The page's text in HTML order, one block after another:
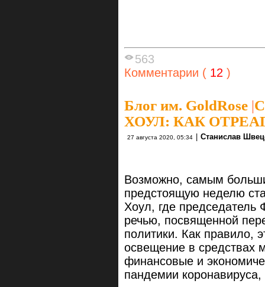
563
Комментарии ( 12 )
Блог им. GoldRose |
ХОУЛ: КАК
27 августа 2020, 05:34 | Станислав
Возможно, самым
предстоящую неделю
Хоул, где
речью, посвященной
политики. Как правило,
освещение в средствах
финансовые и
пандемии